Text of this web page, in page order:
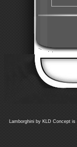
Lamborghini by KLD Concept